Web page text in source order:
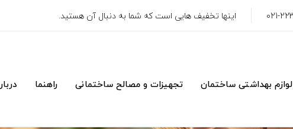
اینها تخفیف هایی است که شما به دنبال آن هستید.
لوازم بهداشتی ساختمان تجهیزات و مصالح ساختمانی راهنما